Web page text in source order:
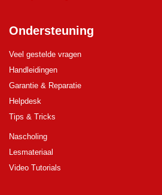
Ondersteuning
Veel gestelde vragen
Handleidingen
Garantie & Reparatie
Helpdesk
Tips & Tricks
Nascholing
Lesmateriaal
Video Tutorials